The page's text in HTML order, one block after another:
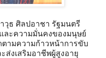
วุธ ศิลปอาชา รัฐมนตรี
ละความมั่นคงของมนุษย์
ตามความก้าวหน้าการขับ
งเสริมอาชีพผู้สูงอายุ